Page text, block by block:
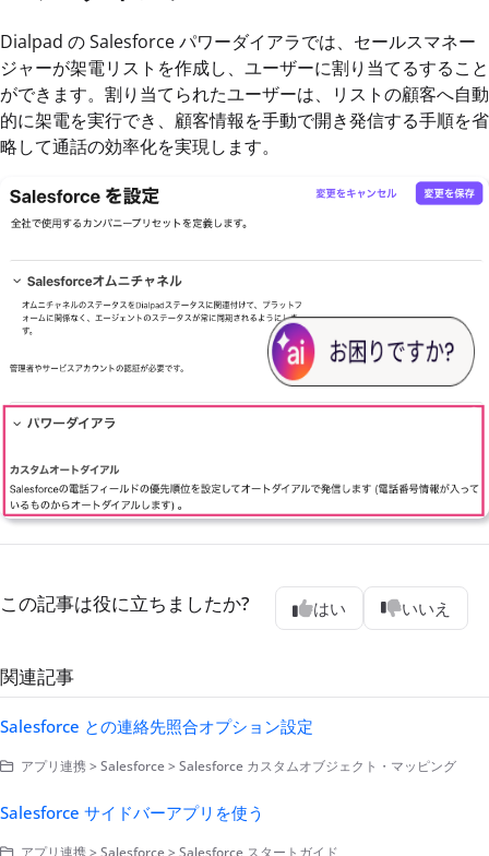
Dialpad の Salesforce パワーダイアラでは、セールスマネー
ジャーが架電リストを作成し、ユーザーに割り当てるすること
ができます。割り当てられたユーザーは、リストの顧客へ自動
的に架電を実行でき、顧客情報を手動で開き発信する手順を省
略して通話の効率化を実現します。
この記事は役に立ちましたか? はい いいえ
関連記事
Salesforce との連絡先照合オプション設定
アプリ連携 > Salesforce > Salesforce カスタムオブジェクト・マッピング
Salesforce サイドバーアプリを使う